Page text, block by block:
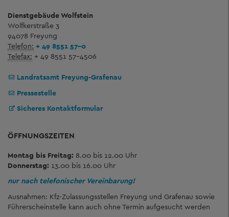
Dienstgebäude Wolfstein
Wolfkerstraße 3
94078 Freyung
Telefon: + 49 8551 57-0
Telefax: + 49 8551 57-4506
Landratsamt Freyung-Grafenau
Pressestelle
Sicheres Kontaktformular
ÖFFNUNGSZEITEN
Montag bis Freitag: 8.00 bis 12.00 Uhr
Donnerstag: 13.00 bis 16.00 Uhr
nur nach telefonischer Vereinbarung!
Ausnahmen: Kfz-Zulassungsstellen Freyung und Grafenau sowie
Führerscheinstelle kann auch ohne Termin aufgesucht werden